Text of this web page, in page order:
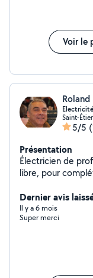
demande,
Voir le
Roland
Electricité
Saint-
5/5
Présentation
Électricien de
libre, pour
Dernier avis
Il y a 6 mois
Super merci